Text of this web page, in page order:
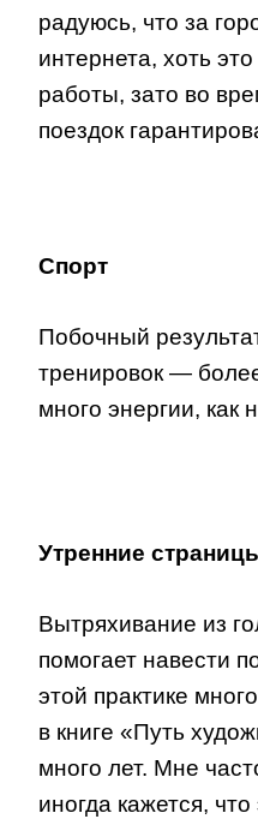
радуюсь, что за
интернета, хоть
работы, зато во
поездок
Спорт
Побочный
тренировок —
много энергии, как
Утренние
Вытряхивание из
помогает навести
этой практике
в книге «Путь
много лет. Мне
иногда кажется,